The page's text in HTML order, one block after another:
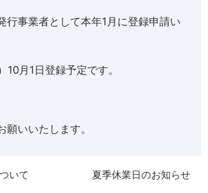
行事業者として本年1月に登録申請い
月1日登録予定です。
いいたします。
いて 夏季休業日のお知らせ